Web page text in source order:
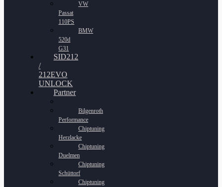
VW
Passat
110PS
BMW
520d
G31
SID212
/
212EVO
UNLOCK
Partner
Bilgenroth
Performance
Chiptuning
Herzlacke
Chiptuning
Duelmen
Chiptuning
Schüttorf
Chiptuning